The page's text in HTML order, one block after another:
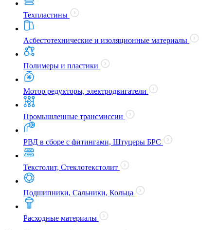
Техпластины
Асбестотехнические и изоляционные материалы
Полимеры и пластики
Мотор редукторы, электродвигатели
Промышленные трансмиссии
РВД в сборе с фитингами, Штуцеры БРС
Текстолит, Стеклотекстолит
Подшипники, Сальники, Кольца
Расходные материалы